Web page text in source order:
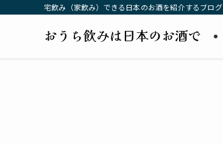
宅飲み（家飲み）できる日本のお酒を紹介するブログ